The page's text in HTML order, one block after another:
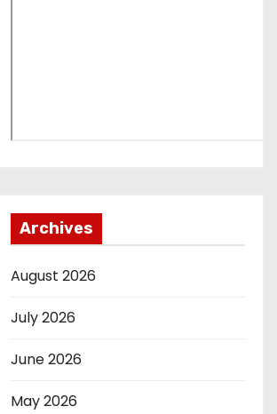
Archives
August 2026
July 2026
June 2026
May 2026